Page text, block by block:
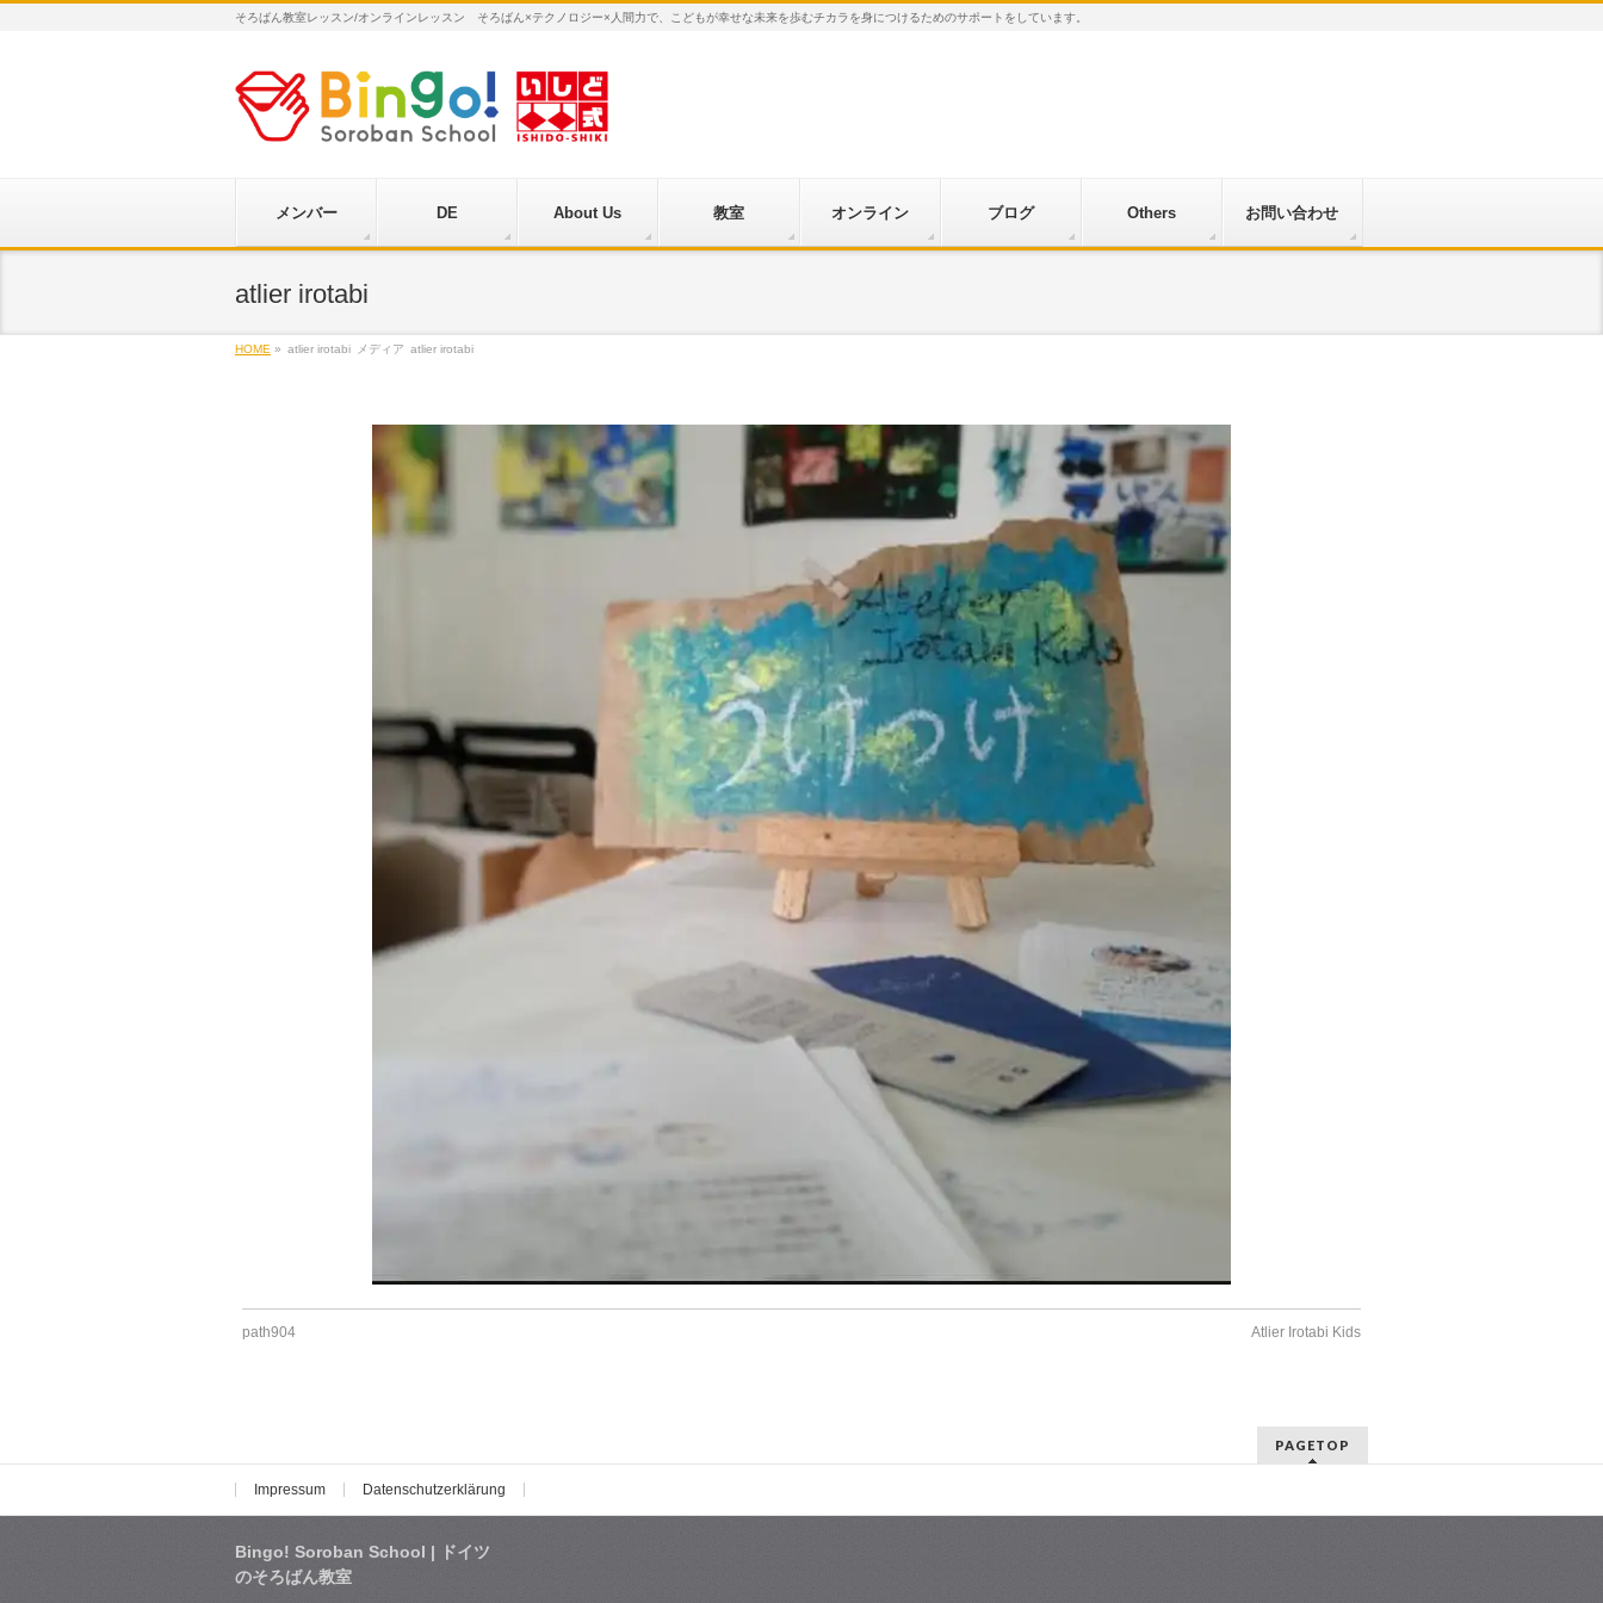
そろばん教室レッスン/オンラインレッスン そろばん×テクノロジー×人間力で、こどもが幸せな未来を歩むチカラを身につけるためのサポートをしています。
メンバー DE About Us 教室 オンライン ブログ Others お問い合わせ
atlier irotabi
HOME » atlier irotabi メディア atlier irotabi
path904 Atlier Irotabi Kids
PAGETOP
Impressum Datenschutzerklärung
Bingo! Soroban School | ドイツ
のそろばん教室